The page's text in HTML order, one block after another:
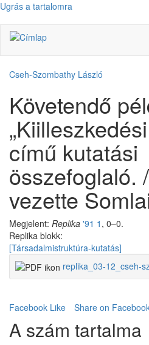
Ugrás a tartalomra
Cseh-Szombathy László
Követendő
című kutatási
összefoglaló.
vezette
Megjelent: Replika '91 1 , 0–0.
Replika blokk:
[Társadalmistruktúra-kutatás]
replika_03-12_cseh-
Facebook Like Share on
A szám tartalma